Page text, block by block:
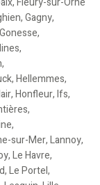
,Gagny,
Gonesse,
,
,
,Hellemmes,
,Honfleur,Ifs,
,
,
sur-Mer,Lannoy,
,Le Havre,
,Le Portel,